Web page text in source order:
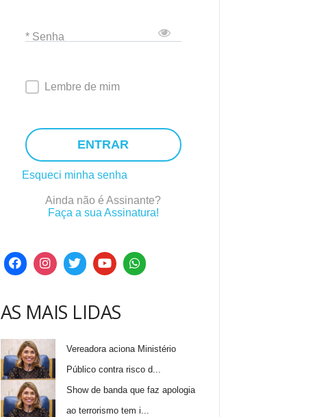
* Senha
Lembre de mim
ENTRAR
Esqueci minha senha
Ainda não é Assinante?
Faça a sua Assinatura!
AS MAIS LIDAS
Vereadora aciona Ministério
Público contra risco d...
Show de banda que faz apologia
ao terrorismo tem i...